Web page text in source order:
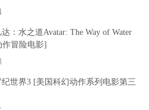
：水之道Avatar: The Way of Water
作冒险电影]
动作系列电影第三